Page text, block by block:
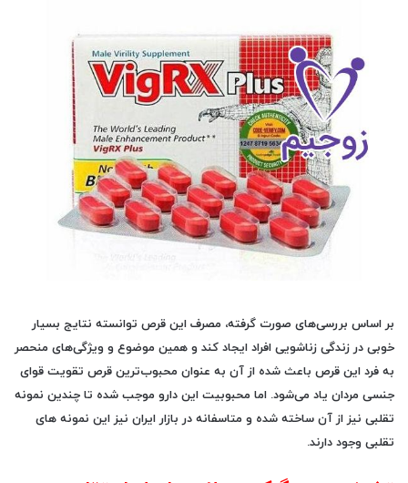
بر اساس بررسی‌های صورت گرفته، مصرف این قرص توانسته نتایج بسیار
خوبی در زندگی زناشویی افراد ایجاد کند و همین موضوع و ویژگی‌های منحصر
به فرد این قرص باعث شده از آن به عنوان محبوب‌ترین قرص تقویت قوای
جنسی مردان یاد می‌شود. اما محبوبیت این دارو موجب شده تا چندین نمونه
تقلبی نیز از آن ساخته شده و متاسفانه در بازار ایران نیز این نمونه های
تقلبی وجود دارند.